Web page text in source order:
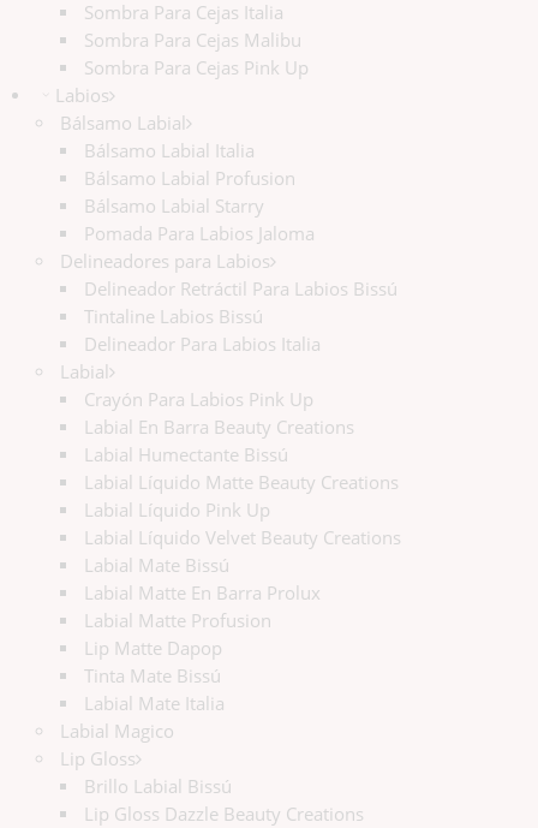
Sombra Para Cejas Italia
Sombra Para Cejas Malibu
Sombra Para Cejas Pink Up
Labios
Bálsamo Labial
Bálsamo Labial Italia
Bálsamo Labial Profusion
Bálsamo Labial Starry
Pomada Para Labios Jaloma
Delineadores para Labios
Delineador Retráctil Para Labios Bissú
Tintaline Labios Bissú
Delineador Para Labios Italia
Labial
Crayón Para Labios Pink Up
Labial En Barra Beauty Creations
Labial Humectante Bissú
Labial Líquido Matte Beauty Creations
Labial Líquido Pink Up
Labial Líquido Velvet Beauty Creations
Labial Mate Bissú
Labial Matte En Barra Prolux
Labial Matte Profusion
Lip Matte Dapop
Tinta Mate Bissú
Labial Mate Italia
Labial Magico
Lip Gloss
Brillo Labial Bissú
Lip Gloss Dazzle Beauty Creations